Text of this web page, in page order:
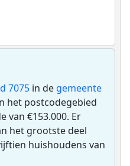
7075 in de gemeente
het postcodegebied
van €153.000. Er
het grootste deel
huishoudens van